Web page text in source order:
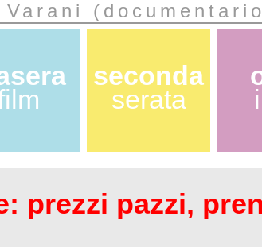
seconda
serata
prezzi pazzi,